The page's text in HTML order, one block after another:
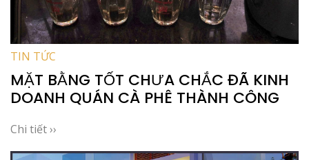
TIN TỨC
MẶT BẰNG TỐT CHƯA CHẮC ĐÃ KINH
DOANH QUÁN CÀ PHÊ THÀNH CÔNG
Chi tiết ››